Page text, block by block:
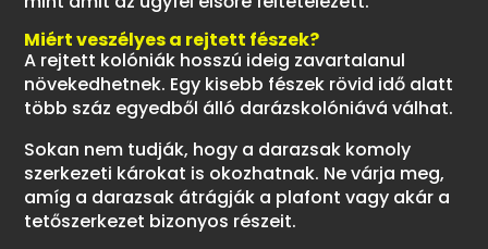
Miért veszélyes a rejtett fészek?
A rejtett kolóniák hosszú ideig zavartalanul
növekedhetnek. Egy kisebb fészek rövid idő alatt
több száz egyedből álló darázskolóniává válhat.
Sokan nem tudják, hogy a darazsak komoly
szerkezeti károkat is okozhatnak. Ne várja meg,
amíg a darazsak átrágják a plafont vagy akár a
tetőszerkezet bizonyos részeit.